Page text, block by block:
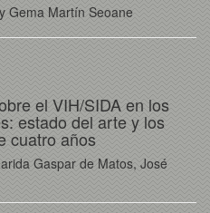
Gema Martín Seoane
el VIH/SIDA en los
estado del arte y los
cuatro años
Gaspar de Matos, José